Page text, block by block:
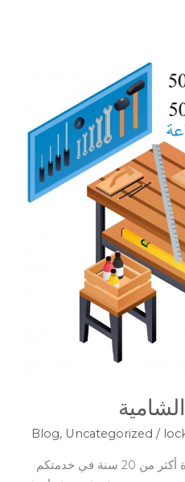
Blog, Uncategorized /
نجار تصليح أبواب الشامية – خبرة أكثر من 20 سنة في خدمتكم